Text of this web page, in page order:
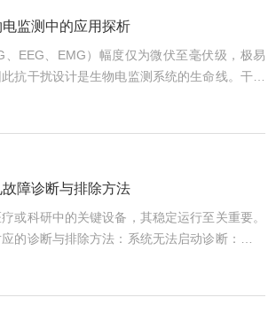
，排除穿戴器械带来的应激、活动受限偏差。
监测中的应用探析
、EEG、EMG）幅度仅为微伏至毫伏级，极易
抗干扰设计是生物电监测系统的生命线。干扰
工频干扰（50/60Hz），由市电电磁场耦合引
；二是运动伪影，由电极-皮肤界面阻抗变化
件抗干扰是第一道防线。屏蔽设计采用导电外
空间电磁耦合；差分放大结构利用共模抑制比
障诊断与排除方法
或科研中的关键设备，其稳定运行至关重要。
的诊断与排除方法：系统无法启动诊断：检查
电池是否充电，直流输入连接器是否安装正确。
接无误，电池充满电，重新安装直流输入连接